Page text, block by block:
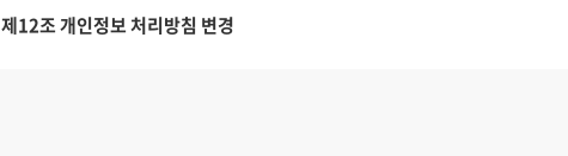
제12조 개인정보 처리방침 변경